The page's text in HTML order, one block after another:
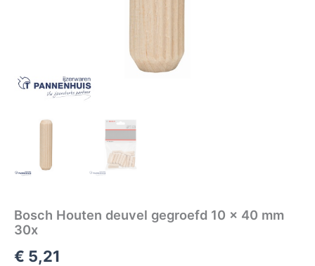
Bosch Houten deuvel gegroefd 10 x 40 mm
30x
€ 5,21